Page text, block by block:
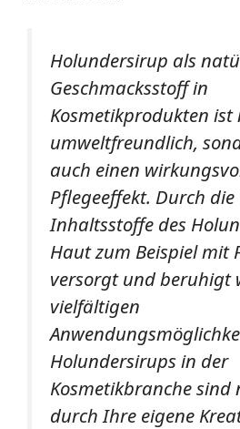
Holundersirup als
Geschmacksstoff in
Kosmetikprodukten
umweltfreundlich,
auch einen
Pflegeeffekt. Durch
Inhaltsstoffe des
Haut zum Beispiel mit
versorgt und beruhigt
vielfältigen
Holundersirups in der
Kosmetikbranche sind
durch Ihre eigene